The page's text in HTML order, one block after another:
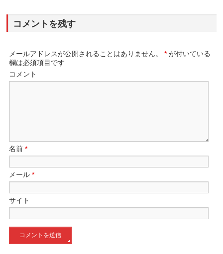
コメントを残す
メールアドレスが公開されることはありません。 * が付いている
欄は必須項目です
コメント
名前*
メール*
サイト